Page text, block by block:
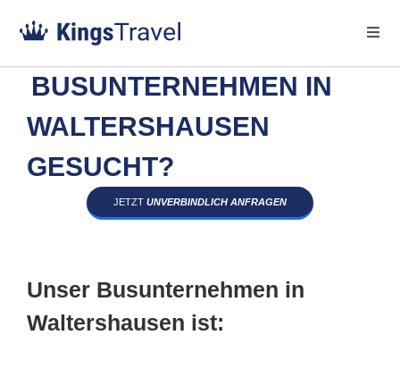
BUSUNTERNEHMEN IN
WALTERSHAUSEN
GESUCHT?
JETZT UNVERBINDLICH ANFRAGEN
Unser Busunternehmen in
Waltershausen ist: